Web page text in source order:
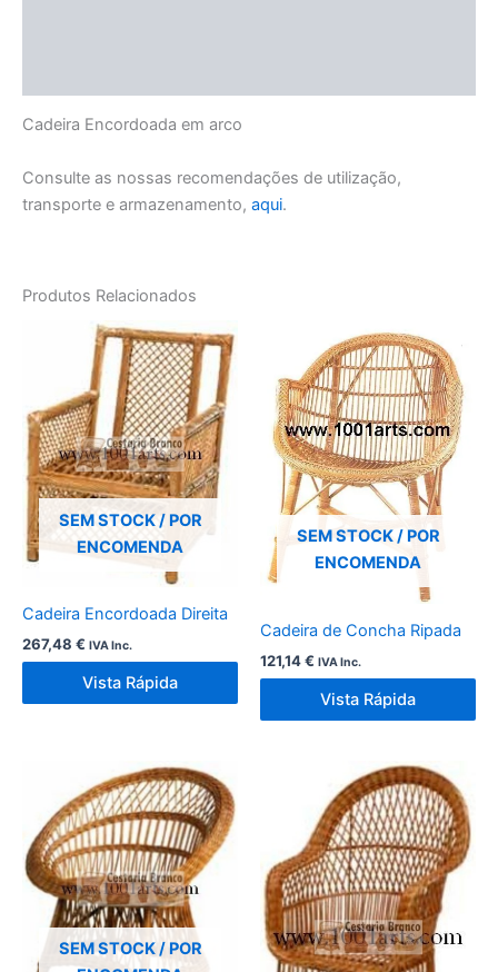
Cadeira Encordoada em arco
Consulte as nossas recomendações de utilização,
transporte e armazenamento, aqui.
Produtos Relacionados
SEM STOCK / POR
ENCOMENDA
Cadeira Encordoada Direita
267,48 € IVA Inc.
Vista Rápida
SEM STOCK / POR
ENCOMENDA
Cadeira de Concha Ripada
121,14€ IVA Inc.
Vista Rápida
SEM STOCK / POR